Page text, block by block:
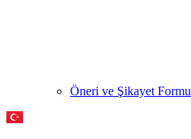
Öneri ve Şikayet Formu